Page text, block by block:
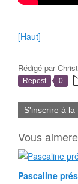
[Haut]
Rédigé par
Repost 0
S'inscrire à la
Vous
Pascaline